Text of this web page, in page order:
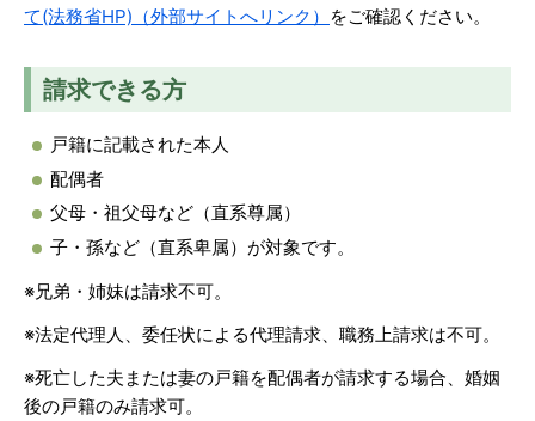
て(法務省HP)（外部サイトへリンク） をご確認ください。
請求できる方
戸籍に記載された本人
配偶者
父母・祖父母など（直系尊属）
子・孫など（直系卑属）が対象です。
※兄弟・姉妹は請求不可。
※法定代理人、委任状による代理請求、職務上請求は不可。
※死亡した夫または妻の戸籍を配偶者が請求する場合、婚姻
後の戸籍のみ請求可。